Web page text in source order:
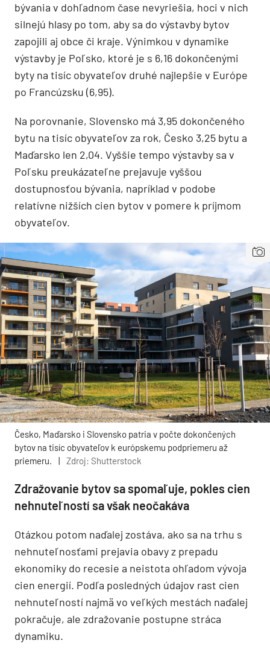
bývania v dohľadnom čase nevyriešia, hoci v nich
silnejú hlasy po tom, aby sa do výstavby bytov
zapojili aj obce či kraje. Výnimkou v dynamike
výstavby je Poľsko, ktoré je s 6,16 dokončenými
byty na tisíc obyvateľov druhé najlepšie v Európe
po Francúzsku (6,95).
Na porovnanie, Slovensko má 3,95 dokončeného
bytu na tisíc obyvateľov za rok, Česko 3,25 bytu a
Maďarsko len 2,04. Vyššie tempo výstavby sa v
Poľsku preukázateľne prejavuje vyššou
dostupnosťou bývania, napríklad v podobe
relatívne nižších cien bytov v pomere k príjmom
obyvateľov.
Česko, Maďarsko i Slovensko patria v počte dokončených
bytov na tisíc obyvateľov k európskemu podpriemeru až
priemeru.
| Zdroj: Shutterstock
Zdražovanie bytov sa spomaľuje, pokles cien
nehnuteľností sa však neočakáva
Otázkou potom naďalej zostáva, ako sa na trhu s
nehnuteľnosťami prejavia obavy z prepadu
ekonomiky do recesie a neistota ohľadom vývoja
cien energií. Podľa posledných údajov rast cien
nehnuteľností najmä vo veľkých mestách naďalej
pokračuje, ale zdražovanie postupne stráca
dynamiku.